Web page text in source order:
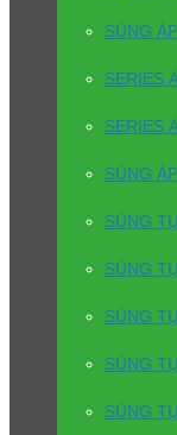
SÚNG
SERIES
SERIES
SÚNG
SÚNG
SÚNG
SÚNG
SÚNG
SÚNG